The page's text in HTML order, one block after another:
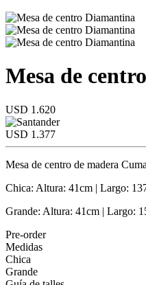
Mesa de
USD 1.620
USD 1.377
Mesa de centro de madera
Chica: Altura: 41cm | Largo:
Grande: Altura: 41cm | Largo:
Pre-order
Medidas
Chica
Grande